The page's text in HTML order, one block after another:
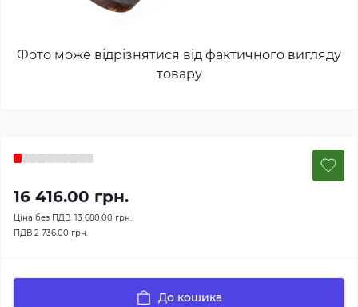
Фото може відрізнятися від фактичного вигляду
товару
16 416.00 грн.
Ціна без ПДВ: 13 680.00 грн.
ПДВ 2 736.00 грн.
До кошика